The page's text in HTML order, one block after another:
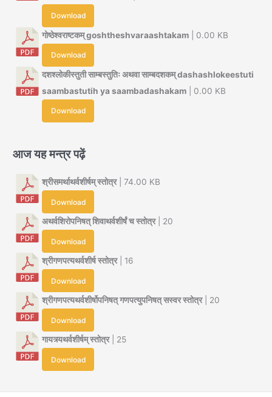
Download
गोष्ठेश्वराष्टकम् goshtheshvaraashtakam | 0.00 KB
Download
दशश्लोकीस्तुती साम्बस्तुतिः अथवा साम्बदशकम् dashashlokeestuti
saambastutih ya saambadashakam | 0.00 KB
Download
आज यह मन्त्र पढ़ें
श्रीसमर्थाथर्वशीर्षम् स्तोत्र| 74.00 KB
Download
अथर्वशिरोपनिषत् शिवाथर्वशीर्षं च स्तोत्र| 20
Download
श्रीगणपत्यथर्वशीर्ष स्तोत्र| 16
Download
श्रीगणपत्यथर्वशीर्षोपनिषत् गणपत्युपनिषत् सस्वर स्तोत्र| 20
Download
गायत्र्यथर्वशीर्षम् स्तोत्र| 25
Download